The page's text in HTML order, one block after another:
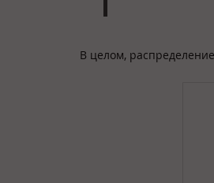
В целом,